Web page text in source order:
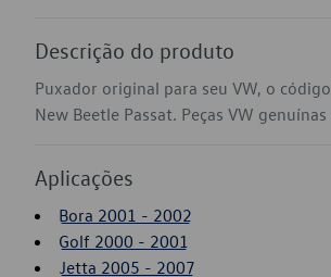
Descrição do produto
Puxador original para seu VW, o
New Beetle Passat. Peças VW
Aplicações
Bora 2001 - 2002
Golf 2000 - 2001
Jetta 2005 - 2007